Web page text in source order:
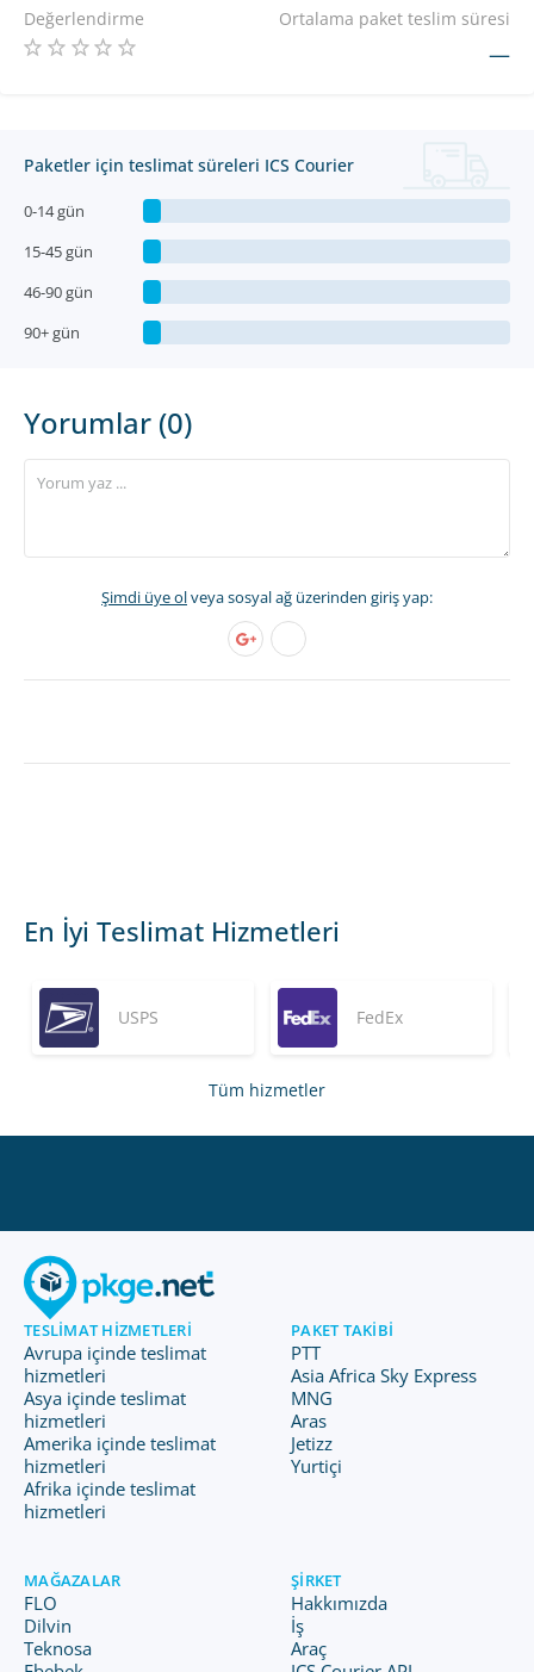
Değerlendirme Ortalama paket teslim süresi
—
Paketler için teslimat süreleri ICS Courier
0-14 gün
15-45 gün
46-90 gün
90+ gün
Yorumlar (0)
Şimdi üye olveya sosyal ağ üzerinden giriş yap:
En İyi Teslimat Hizmetleri
USPS FedEx
Tüm hizmetler
TESLIMAT HIZMETLERI
Avrupa içinde teslimat
hizmetleri
Asya içinde teslimat
hizmetleri
Amerika içinde teslimat
hizmetleri
Afrika içinde teslimat
hizmetleri
PAKET TAKIBI
PTT
Asia Africa Sky Express
MNG
Aras
Jetizz
Yurtiçi
MAĞAZALAR
FLO
Dilvin
Teknosa
ŞIRKET
Hakkımızda
İş
Araç